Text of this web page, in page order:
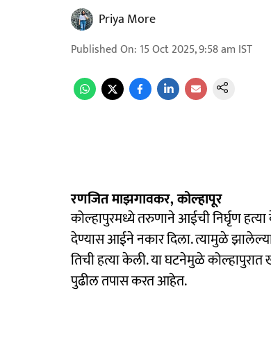
Priya More
Published On: 15 Oct 2025, 9:58 am IST
रणजित माझगावकर, कोल्हापूर
कोल्हापुरमध्ये तरुणाने आईची निर्घृण
देण्यास आईने नकार दिला. त्यामुळे
तिची हत्या केली. या घटनेमुळे
पुढील तपास करत आहेत.